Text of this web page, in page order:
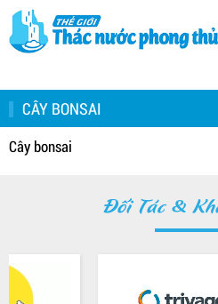
CÂY BONSAI
Cây bonsai
Đối Tác &